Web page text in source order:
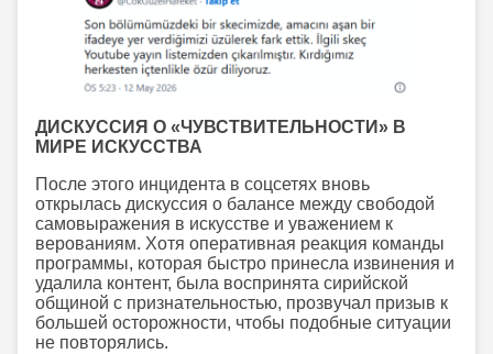
ДИСКУССИЯ О «ЧУВСТВИТЕЛЬНОСТИ» В
МИРЕ ИСКУССТВА
После этого инцидента в соцсетях вновь
открылась дискуссия о балансе между свободой
самовыражения в искусстве и уважением к
верованиям. Хотя оперативная реакция команды
программы, которая быстро принесла извинения и
удалила контент, была воспринята сирийской
общиной с признательностью, прозвучал призыв к
большей осторожности, чтобы подобные ситуации
не повторялись.